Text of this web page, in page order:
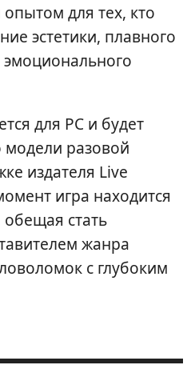
для тех, кто
эстетики, плавного
для PC и будет
модели разовой
издателя Live
игра находится
обещая стать
жанра
с глубоким